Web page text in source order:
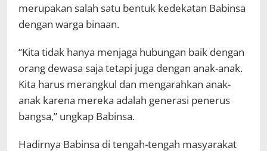
merupakan salah satu bentuk kedekatan Babinsa
dengan warga binaan.
“Kita tidak hanya menjaga hubungan baik dengan
orang dewasa saja tetapi juga dengan anak-anak.
Kita harus merangkul dan mengarahkan anak-
anak karena mereka adalah generasi penerus
bangsa,” ungkap Babinsa.
Hadirnya Babinsa di tengah-tengah masyarakat